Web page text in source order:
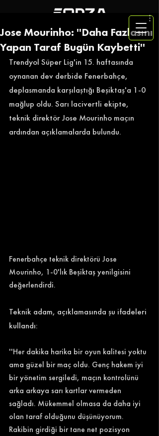
Jose Mourinho: ''Daha Fazlasını
Yapan Taraf Bugün Kaybetti''
Trendyol Süper Lig'in 15. haftasında
oynanan dev derbide Fenerbahçe,
deplasmanda karşılaştığı Beşiktaş'a 1-0
mağlup oldu. Sarı lacivertli ekipte,
teknik direktör Jose Mourinho maçın
ardından açıklamalarda bulundu.
Fenerbahçe teknik direktörü Jose
Mourinho, 1-0'lık Beşiktaş yenilgisini
değerlendirdi.
Teknik adam, açıklamasında şu ifadeleri
kullandı:
''Her dakika harika bir oyun kalitesi yoktu
ama güzel bir maç oldu. Genç hakem iyi
bir yönetim sergiledi, maçın kontrolünü
arka arkaya sarı kartlar vermeden
sağladı. Mükemmel olmasa da daha iyi
olan taraf olduğunu düşünüyorum.
Rakibin girdiği bir tane net pozisyon